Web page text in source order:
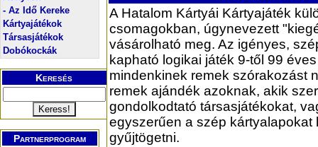
- Az Idő Kereke
Kártyajátékok
Társasjátékok
Dobókockák
Keresés
Partnerprogram
A Hatalom Kártyái Kártyajáték
csomagokban, úgynevezett
vásárolható meg. Az igényes,
kapható logikai játék 9-től 99
mindenkinek remek szórakozást
remek ajándék azoknak, akik
gondolkodtató társasjátékokat,
egyszerűen a szép kártyalapokat
gyűjtögetni.